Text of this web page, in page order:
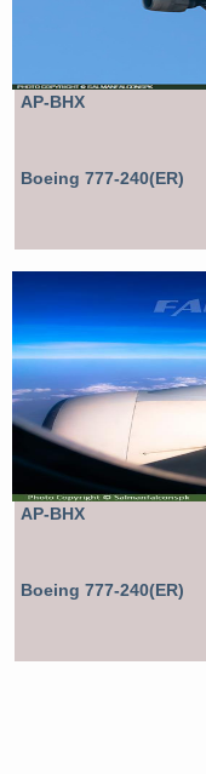
AP-BHX
Boeing 777-240(ER)
AP-BHX
Boeing 777-240(ER)